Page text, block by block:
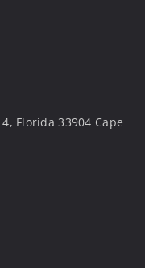
Florida 33904 Cape